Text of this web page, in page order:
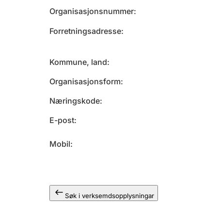
Organisasjonsnummer
Forretningsadresse
Kommune, land
Organisasjonsform
Næringskode
E-post
Mobil
Søk i verksemdsopplysningar